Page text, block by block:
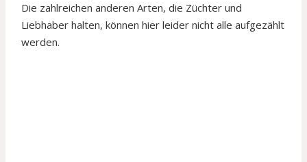
Die zahlreichen anderen Arten, die Züchter und
Liebhaber halten, können hier leider nicht alle aufgezählt
werden.